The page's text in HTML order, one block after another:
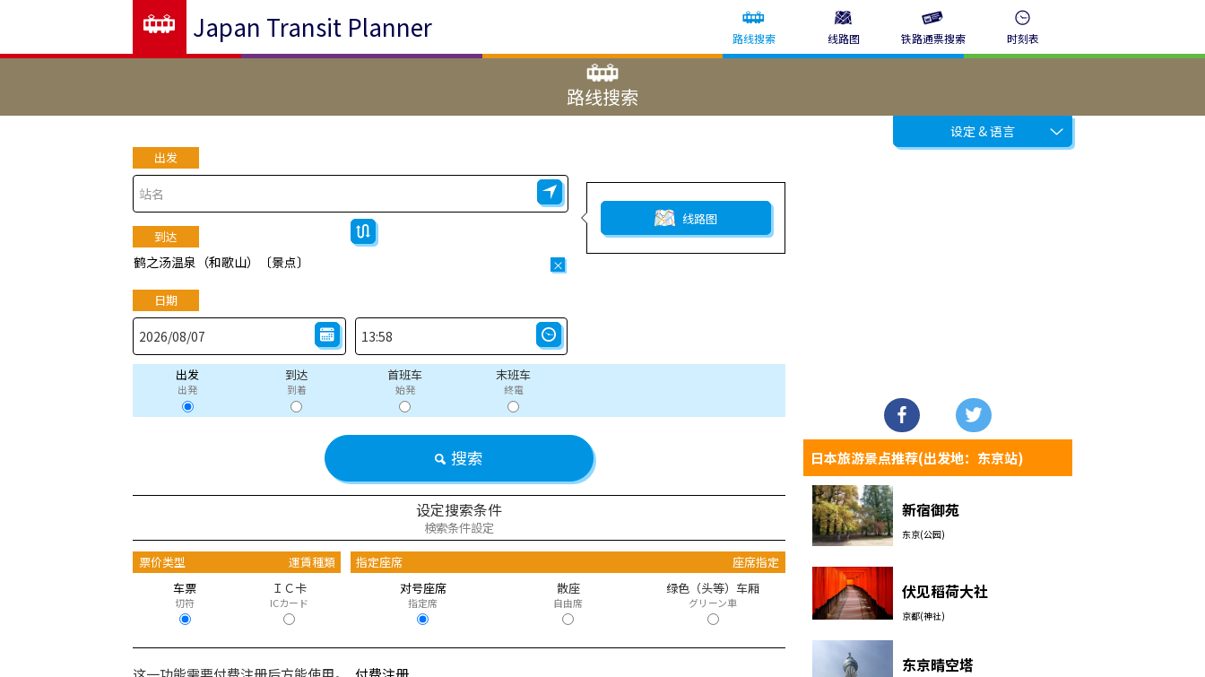
Japan Transit Planner 路线搜索 线路图 铁路通票搜索 时刻表
路线搜索
设定 & 语言
出发
到达
鹤之汤温泉（和歌山）〔景点〕 ×
线路图
日期
出发
出発
到达
到着
首班车
始発
末班车
終電
搜索
设定搜索条件
検索条件設定
票价类型
運賃種類
车票
切符
ＩＣ卡
ICカード
指定座席
座席指定
对号座席
指定席
散座
自由席
绿色（头等）车厢
グリーン車
日本旅游景点推荐(出发地：东京站)
新宿御苑
东京(公园)
伏见稻荷大社
京都(神社)
东京晴空塔